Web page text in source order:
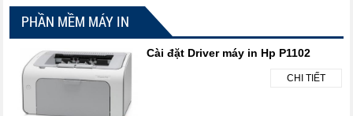
PHẦN MỀM MÁY IN
Cài đặt Driver máy in Hp P1102
CHI TIẾT